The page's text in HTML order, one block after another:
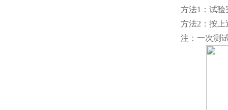
方法1：试
方法2：按
注：一次测